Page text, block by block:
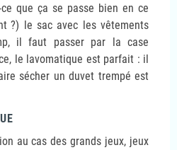
que ça se passe bien en ce
?) le sac avec les vêtements
il faut passer par la case
le lavomatique est parfait : il
sécher un duvet trempé est
au cas des grands jeux, jeux